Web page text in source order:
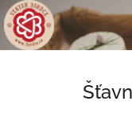
Přejít
na
obsah